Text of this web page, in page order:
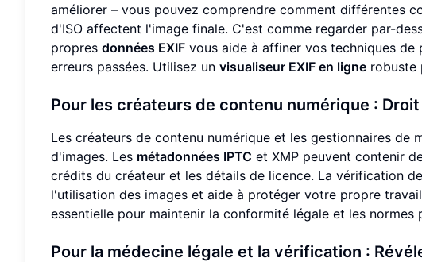
améliorer – vous pouvez comprendre comment différentes
d'ISO affectent l'image finale. C'est comme regarder par-
propres données EXIF vous aide à affiner vos techniques
erreurs passées. Utilisez un visualiseur EXIF en ligne robuste
Pour les créateurs de contenu numérique :
Les créateurs de contenu numérique et les gestionnaires
d'images. Les métadonnées IPTC et XMP peuvent contenir
crédits du créateur et les détails de licence. La vérification
l'utilisation des images et aide à protéger votre propre
essentielle pour maintenir la conformité légale et les
Pour la médecine légale et la vérification :